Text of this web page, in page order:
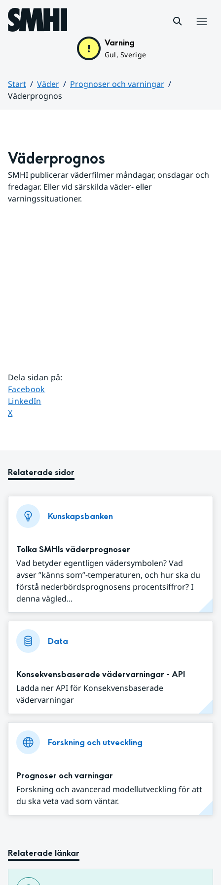
Hoppa till sidans innehåll
Varning
Gul, Sverige
Start Väder
Prognoser och varningar
Väderprognos
Väderprognos
SMHI publicerar väderfilmer måndagar, onsdagar och
fredagar. Eller vid särskilda väder- eller
varningssituationer.
Dela sidan på:
Dela sidan på
Facebook
Dela sidan på
LinkedIn
Dela sidan på
X
Relaterade sidor
Kunskapsbanken
Tolka SMHIs väderprognoser
Vad betyder egentligen vädersymbolen? Vad
avser ”känns som”-temperaturen, och hur ska du
förstå nederbördsprognosens procentsiffror? I
denna vägled...
Data
Konsekvensbaserade vädervarningar - API
Ladda ner API för Konsekvensbaserade
vädervarningar
Forskning och utveckling
Prognoser och varningar
Forskning och avancerad modellutveckling för att
du ska veta vad som väntar.
Relaterade länkar